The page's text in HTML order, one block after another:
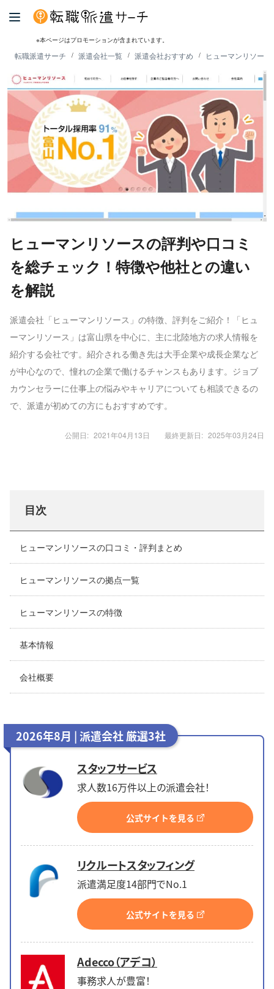
※本ページはプロモーションが含まれています。
転職派遣サーチ 派遣会社一覧 派遣会社おすすめ ヒューマンリソー
ヒューマンリソースの評判や口コミ
を総チェック！特徴や他社との違い
を解説
派遣会社「ヒューマンリソース」の特徴、評判をご紹介！「ヒュ
ーマンリソース」は富山県を中心に、主に北陸地方の求人情報を
紹介する会社です。紹介される働き先は大手企業や成長企業など
が中心なので、憧れの企業で働けるチャンスもあります。ジョブ
カウンセラーに仕事上の悩みやキャリアについても相談できるの
で、派遣が初めての方にもおすすめです。
公開日: 2021年04月13日 最終更新日: 2025年03月24日
目次
ヒューマンリソースの口コミ・評判まとめ
ヒューマンリソースの拠点一覧
ヒューマンリソースの特徴
基本情報
会社概要
2026年8月 | 派遣会社 厳選3社
スタッフサービス
求人数16万件以上の派遣会社！
公式サイトを見る
リクルートスタッフィング
派遣満足度14部門でNo.1
公式サイトを見る
Adecco（アデコ）
事務求人が豊富！